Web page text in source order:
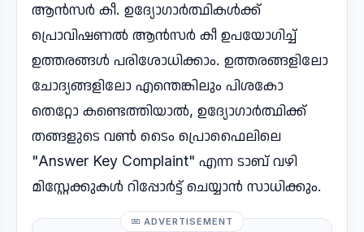
ആൻസർ കീ. ഉദ്യോഗാർത്ഥികൾക്ക്
പ്രൊവിഷണൽ ആൻസർ കീ ഉപയോഗിച്ച്
ഉത്തരങ്ങൾ പരിശോധിക്കാം. ഉത്തരങ്ങളിലോ
ചോദ്യങ്ങളിലോ എന്തെങ്കിലും പിശകോ
തെറ്റോ കണ്ടെത്തിയാൽ, ഉദ്യോഗാർത്ഥിക്ക്
തങ്ങളുടെ വൺ ടൈം പ്രൊഫൈലിലെ
"Answer Key Complaint" എന്ന ടാബ് വഴി
മിസ്റ്റേക്കുകൾ റിപ്പോർട്ട് ചെയ്യാൻ സാധിക്കും.
ADVERTISEMENT